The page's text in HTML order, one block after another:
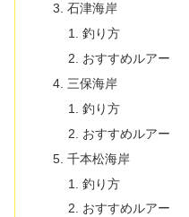
石津海岸
釣り方
おすすめルアー
三保海岸
釣り方
おすすめルアー
千本松海岸
釣り方
おすすめルアー